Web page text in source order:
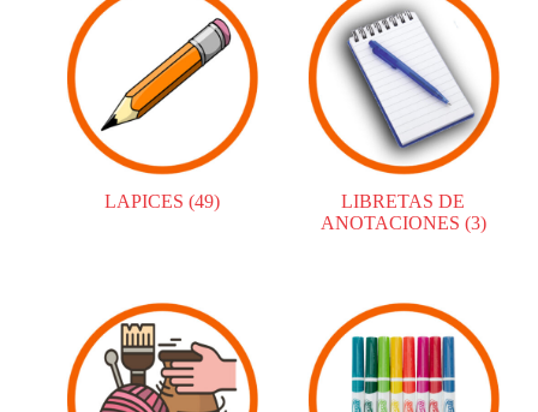
LAPICES (49)
LIBRETAS DE
ANOTACIONES (3)